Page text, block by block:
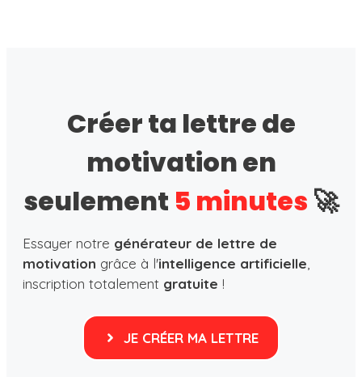
Créer ta lettre de
motivation en
seulement 5 minutes 🚀
Essayer notre générateur de lettre de
motivation grâce à l'intelligence artificielle
inscription totalement gratuite !
JE CRÉER MA LETTRE